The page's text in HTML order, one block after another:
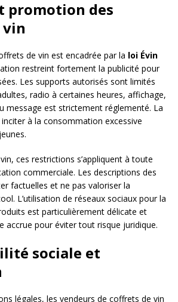
promotion des
de vin est encadrée par la loi Évin
restreint fortement la publicité pour
Les supports autorisés sont limités
radio à certaines heures, affichage,
message est strictement réglementé. La
à la consommation excessive
ces restrictions s’appliquent à toute
commerciale. Les descriptions des
factuelles et ne pas valoriser la
L’utilisation de réseaux sociaux pour la
est particulièrement délicate et
accrue pour éviter tout risque juridique.
sociale et
légales, les vendeurs de coffrets de vin